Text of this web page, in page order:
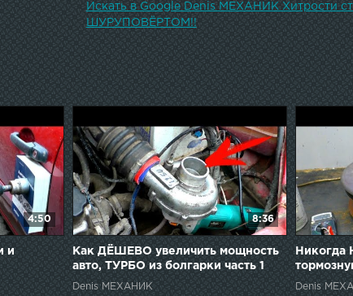
Искать в Google Denis МЕХАНИК Хитрости
ШУРУПОВЁРТОМ!!
4:50
и
8:36
Как ДЁШЕВО увеличить мощность
авто, ТУРБО из болгарки часть 1
Denis МЕХАНИК
Никогда
Denis